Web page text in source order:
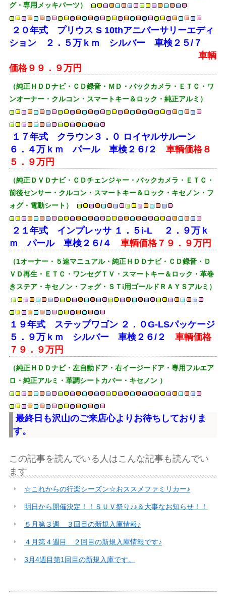
グ・専用メッキパーツ）
２０年式 プリウス S 10thアニバーサリーエディ
ション ２．５万ｋｍ シルバー 車検２５/７
車輌
価格９９．９万円
（純正ＨＤＤナビ・ＣＤ録音・ＭＤ・バックカメラ・ＥＴＣ・ワ
ンオーナー・クルコン・スマートキー＆ロック・純正アルミ）
１７年式 クラウン３．０ ロイヤルサルーン
６．４万ｋｍ パール 車検２６/２ 車輌価格８
５．９万円
（純正ＤＶＤナビ・ＣＤチェンジャー・バックカメラ・ＥＴＣ・
前後センサー・クルコン・スマートキー＆ロック・キセノン・フ
ォグ・電動シート）
２１年式 インプレッサ １．５i-L ２．９万ｋ
ｍ パール 車検２６/４ 車輌価格７９．９万円
（1オーナー・５速マニュアル・純正ＨＤＤナビ・ＣＤ録音・Ｄ
ＶＤ再生・ＥＴＣ・ワンセグＴＶ・スマートキー＆ロック・革巻
きステア・キセノン・フォグ・ＳＴi用ゴールドＲＡＹＳアルミ）
１９年式 ステップワゴン ２．０G-LSパッケージ
５．９万ｋｍ シルバー 車検２６/２ 車輌価格
７９．９万円
（純正ＨＤＤナビ・左自動ドア・右イージードア・専用フルエア
ロ・純正アルミ・革調シートカバー・キセノン ）
最終日も沢山のご来店心よりお待ちしておりま
す。
この記事を読んでいる人はこんな記事も読んでい
ます
☆これからの行楽シーズン☆おススメファミリカー♪
明日から開催決定！！ＳＵＶ祭り♪♪＆大事なお知らせ！！
５月第３週 ３回目の新規入庫情報♪
４月第４週目 ２回目の新規入庫情報です♪
3月4週目第1回目の新規入庫です。